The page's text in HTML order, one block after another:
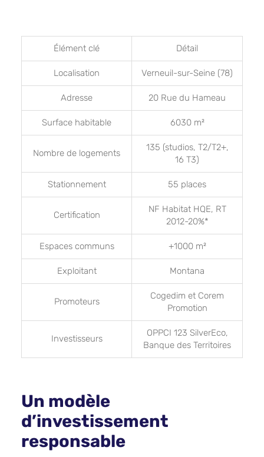
Élément clé Détail
Localisation Verneuil-sur-Seine (78)
Adresse 20 Rue du Hameau
Surface habitable 6030 m²
Nombre de logements
135 (studios, T2/T2+,
16 T3)
Stationnement 55 places
Certification
NF Habitat HQE, RT
2012-20%*
Espaces communs +1000 m²
Exploitant Montana
Promoteurs
Cogedim et Corem
Promotion
Investisseurs
OPPCI 123 SilverEco,
Banque des Territoires
Un modèle
d’investissement
responsable